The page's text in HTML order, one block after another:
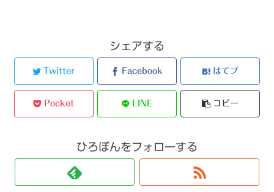
シェアする
Twitter Facebook はてブ
Pocket LINE コピー
ひろぼんをフォローする